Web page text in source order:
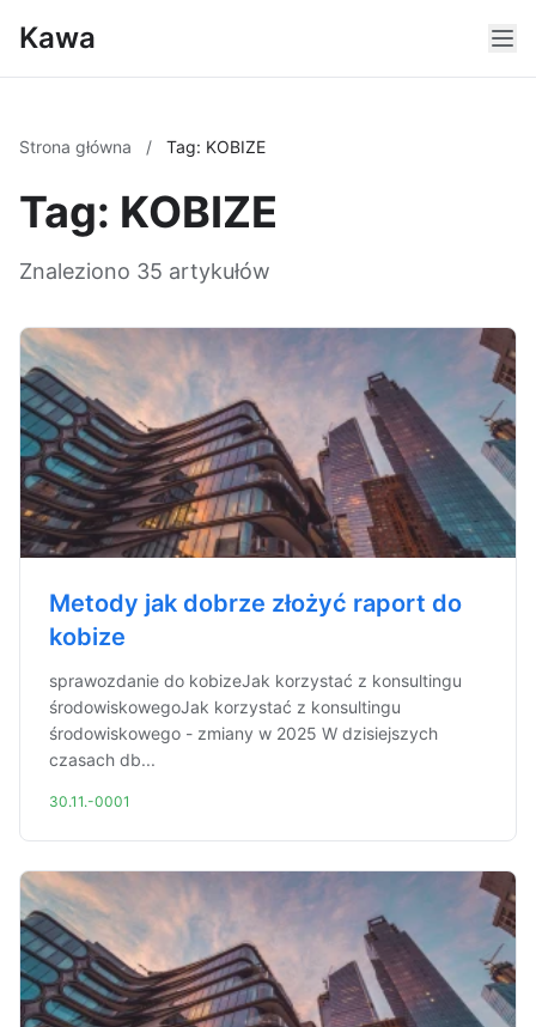
Kawa
Strona główna / Tag: KOBIZE
Tag: KOBIZE
Znaleziono 35 artykułów
Metody jak dobrze złożyć raport do
kobize
sprawozdanie do kobizeJak korzystać z konsultingu
środowiskowegoJak korzystać z konsultingu
środowiskowego - zmiany w 2025 W dzisiejszych
czasach db...
30.11.-0001